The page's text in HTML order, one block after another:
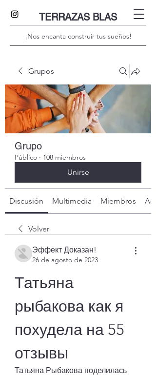
TERRAZAS BLAS
¡Nos encanta construir tus sueños!
Grupos
Grupo
Público · 108 miembros
Unirse
Discusión Multimedia Miembros
Volver
Эффект Доказан!
26 de agosto de 2023
Татьяна
рыбакова как я
похудела на 55
отзывы
Татьяна Рыбакова поделилась